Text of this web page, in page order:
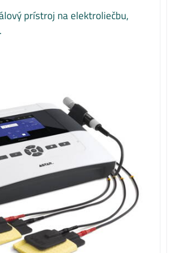
prístroj na elektroliečbu,